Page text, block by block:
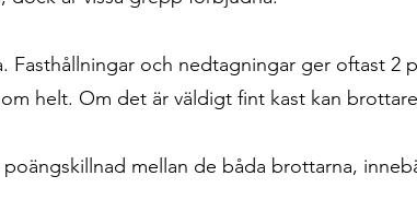
Fasthållningar och nedtagningar ger oftast 2
helt. Om det är väldigt fint kast kan
mellan de båda brottarna,